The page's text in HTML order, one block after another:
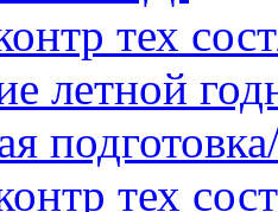
тех
летной
тех